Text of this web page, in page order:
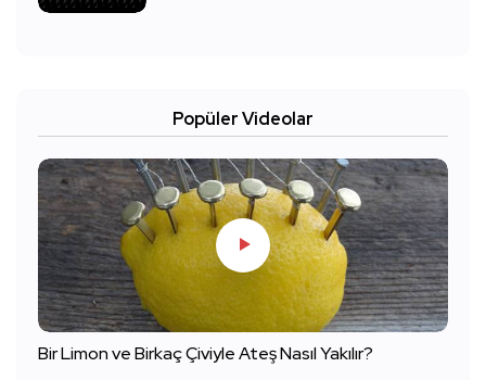
Popüler Videolar
Bir Limon ve Birkaç Çiviyle Ateş Nasıl Yakılır?